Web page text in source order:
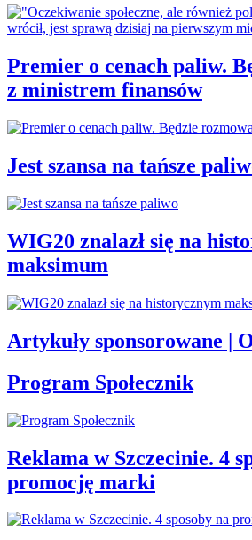
Premier o cenach paliw.
z ministrem finansów
Jest szansa na tańsze
WIG20 znalazł się na
maksimum
Artykuły sponsorowane |
Program Społecznik
Reklama w Szczecinie. 4
promocję marki